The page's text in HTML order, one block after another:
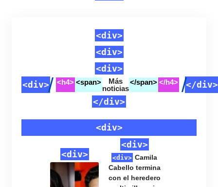
<div>
<div>
<div>
<div>
<h4> <span>
Más
noticias
</span> </h4>
</div>
</div>
<div>
<div>
<div>
<img
<div>
<div> Camila
Cabello termina
con el heredero